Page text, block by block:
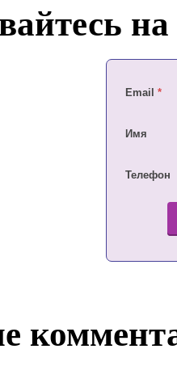
Email *
Имя
Телефон